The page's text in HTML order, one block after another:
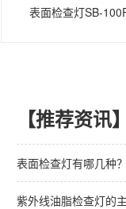
表面检查灯SB-
【推荐资讯
表面检查灯有哪几种
紫外线油脂检查灯的